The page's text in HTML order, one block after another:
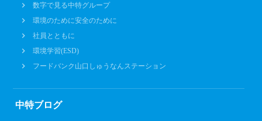
数字で見る中特グループ
環境のために安全のために
社員とともに
環境学習(ESD)
フードバンク山口しゅうなんステーション
中特ブログ